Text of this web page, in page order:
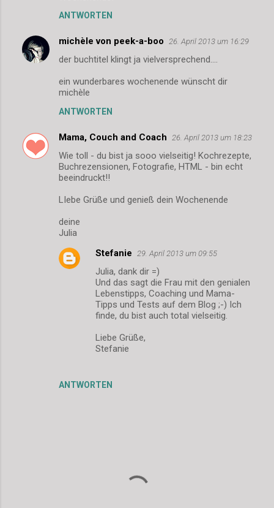
ANTWORTEN
michèle von peek-a-boo 26. April 2013 um 16:29
der buchtitel klingt ja vielversprechend....
ein wunderbares wochenende wünscht dir
michèle
ANTWORTEN
Mama, Couch and Coach 26. April 2013 um 18:23
Wie toll - du bist ja sooo vielseitig! Kochrezepte,
Buchrezensionen, Fotografie, HTML - bin echt
beeindruckt!!
LIebe Grüße und genieß dein Wochenende
deine
Julia
ANTWORTEN
Stefanie 29. April 2013 um 09:55
Julia, dank dir =)
Und das sagt die Frau mit den genialen
Lebenstipps, Coaching und Mama-
Tipps und Tests auf dem Blog ;-) Ich
finde, du bist auch total vielseitig.
Liebe Grüße,
Stefanie